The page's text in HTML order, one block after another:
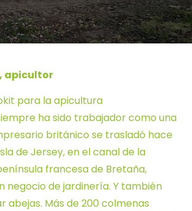
apicultor
para la apicultura
ha sido trabajador como una
británico se trasladó hace
de Jersey, en el canal de la
francesa de Bretaña,
negocio de jardinería. Y también
abejas. Más de 200 colmenas